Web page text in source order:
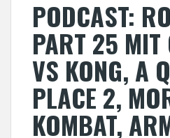
PODCAST:
PART 25 MIT
VS KONG, A
PLACE 2,
KOMBAT,